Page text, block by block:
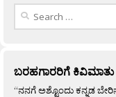
Search
ಬರಹಗಾರರಿಗೆ ಕಿವಿಮಾತು
“ನನಗೆ ಅಶ್ಟೊಂದು ಕನ್ನಡ